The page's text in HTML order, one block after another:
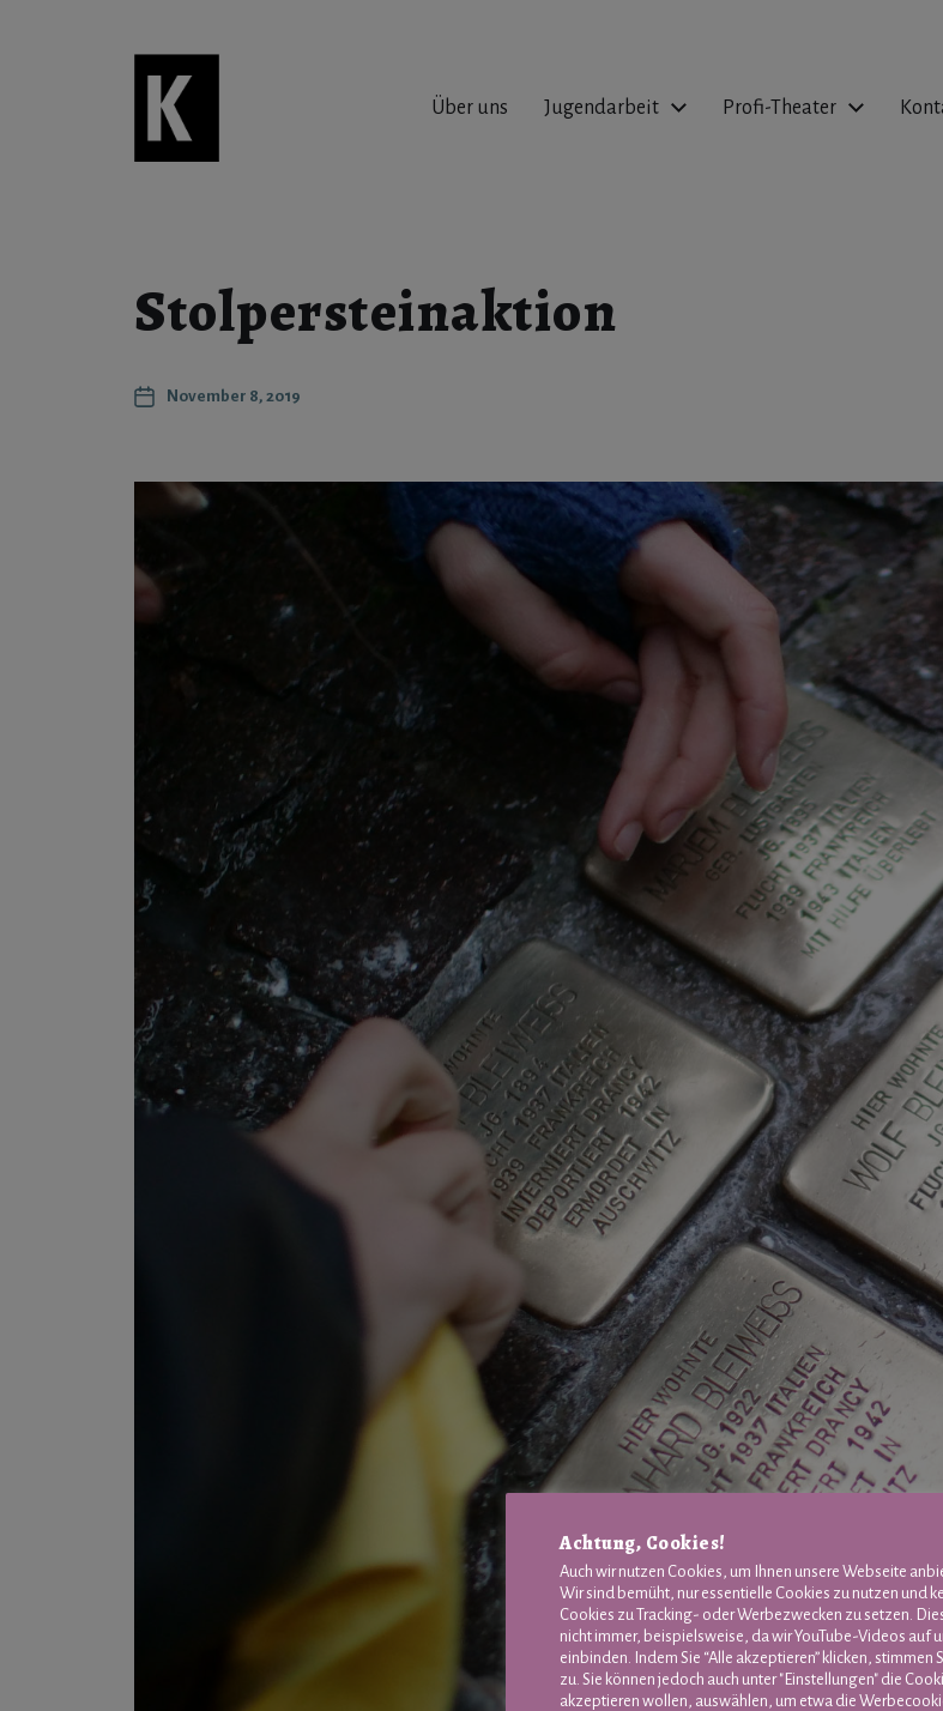
Über uns Jugendarbeit Profi-Theater
Stolpersteinaktion
November 8, 2019
Achtung, Cookies!
Auch wir nutzen Cookies, um Ihnen unsere Webseite
Wir sind bemüht, nur essentielle Cookies zu nutzen und
Cookies zu Tracking- oder Werbezwecken zu setzen.
nicht immer, beispielsweise, da wir YouTube-Videos auf
einbinden. Indem Sie “Alle akzeptieren” klicken, stimmen
zu. Sie können jedoch auch unter "Einstellungen" die
akzeptieren wollen, auswählen, um etwa die